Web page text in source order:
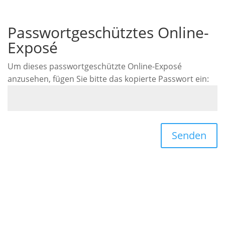
Passwortgeschütztes Online-
Exposé
Um dieses passwortgeschützte Online-Exposé
anzusehen, fügen Sie bitte das kopierte Passwort ein:
Senden